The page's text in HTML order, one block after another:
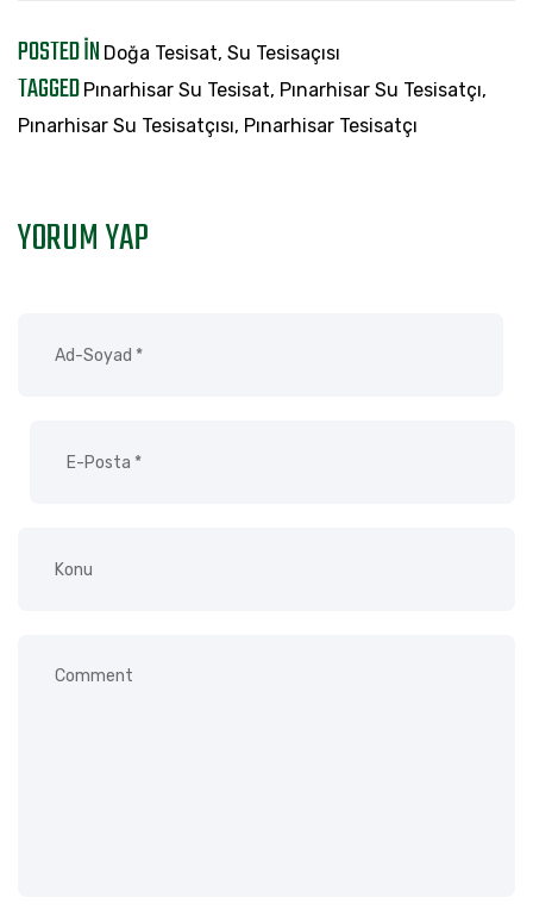
POSTED IN Doğa Tesisat, Su Tesisaçısı
TAGGED Pınarhisar Su Tesisat, Pınarhisar Su Tesisatçı,
Pınarhisar Su Tesisatçısı, Pınarhisar Tesisatçı
YORUM YAP